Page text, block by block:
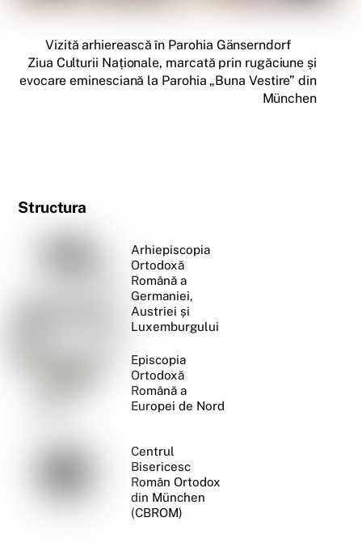
Vizită arhierească în Parohia Gänserndorf
Ziua Culturii Naționale, marcată prin rugăciune și
evocare eminesciană la Parohia „Buna Vestire” din
München
Structura
Arhiepiscopia
Ortodoxă
Română a
Germaniei,
Austriei și
Luxemburgului
Episcopia
Ortodoxă
Română a
Europei de Nord
Centrul
Bisericesc
Român Ortodox
din München
(CBROM)